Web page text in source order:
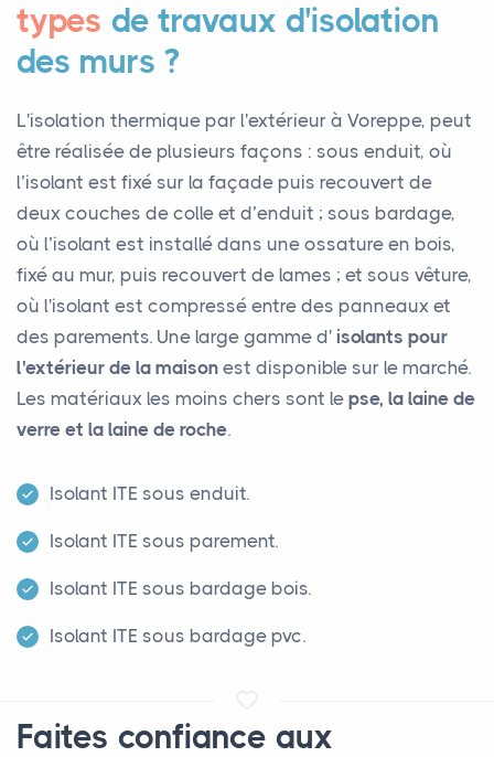
types de travaux d'isolation
des murs ?
L'isolation thermique par l'extérieur à Voreppe, peut
être réalisée de plusieurs façons : sous enduit, où
l’isolant est fixé sur la façade puis recouvert de
deux couches de colle et d’enduit ; sous bardage,
où l’isolant est installé dans une ossature en bois,
fixé au mur, puis recouvert de lames ; et sous vêture,
où l'isolant est compressé entre des panneaux et
des parements. Une large gamme d' isolants pour
l'extérieur de la maison est disponible sur le marché.
Les matériaux les moins chers sont le pse, la laine de
verre et la laine de roche.
Isolant ITE sous enduit.
Isolant ITE sous parement.
Isolant ITE sous bardage bois.
Isolant ITE sous bardage pvc.
Faites confiance aux